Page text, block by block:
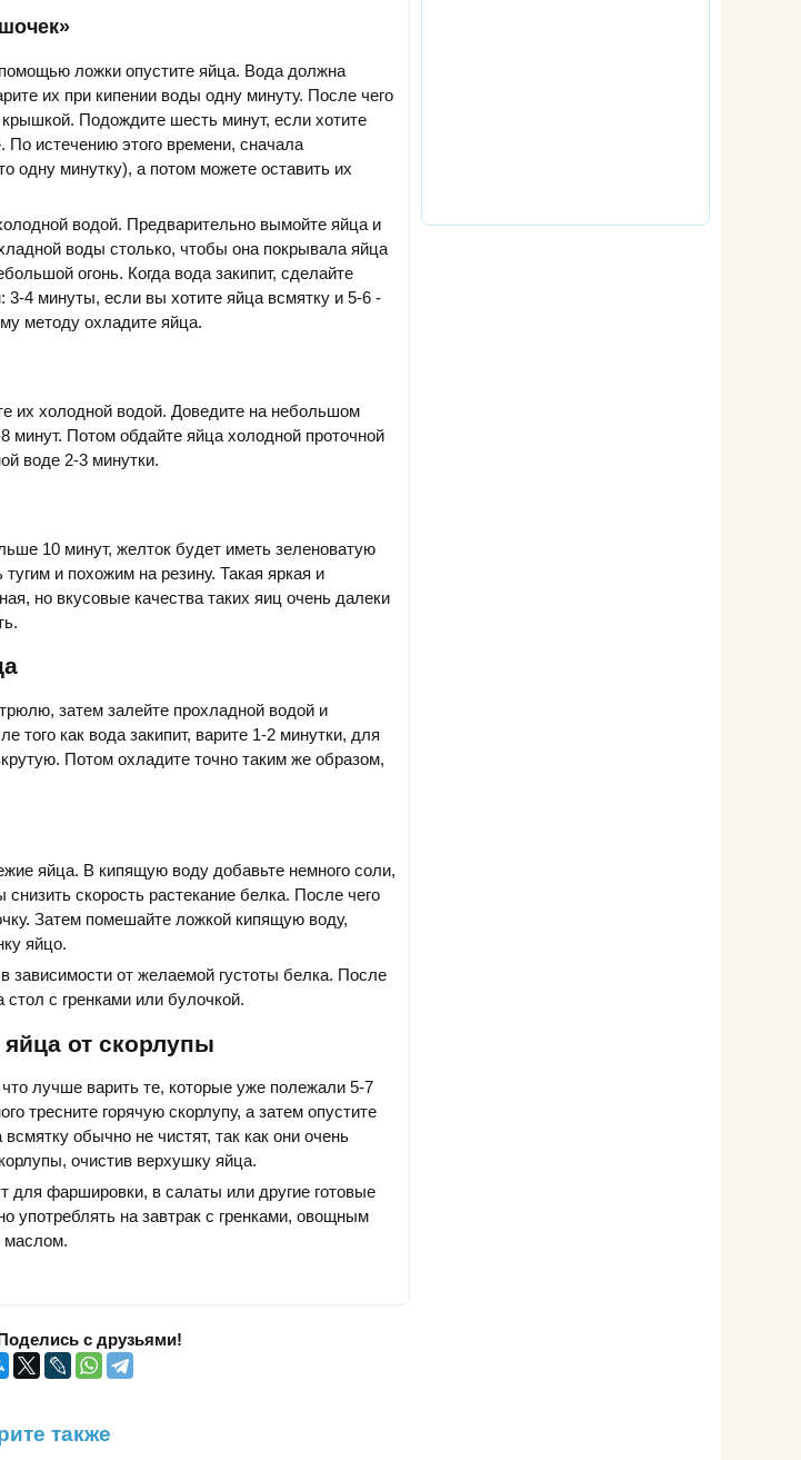
ложки опустите яйца. Вода должна
их при кипении воды одну минуту. После чего
Подождите шесть минут, если хотите
истечению этого времени, сначала
одну минутку), а потом можете оставить их
водой. Предварительно вымойте яйца и
воды столько, чтобы она покрывала яйца
огонь. Когда вода закипит, сделайте
4 минуты, если вы хотите яйца всмятку и 5-6 -
методу охладите яйца.
их холодной водой. Доведите на небольшом
минут. Потом обдайте яйца холодной проточной
воде 2-3 минутки.
10 минут, желток будет иметь зеленоватую
и похожим на резину. Такая яркая и
но вкусовые качества таких яиц очень далеки
затем залейте прохладной водой и
того как вода закипит, варите 1-2 минутки, для
Потом охладите точно таким же образом,
яйца. В кипящую воду добавьте немного соли,
скорость растекание белка. После чего
Затем помешайте ложкой кипящую воду,
яйцо.
зависимости от желаемой густоты белка. После
с гренками или булочкой.
от скорлупы
лучше варить те, которые уже полежали 5-7
тресните горячую скорлупу, а затем опустите
обычно не чистят, так как они очень
очистив верхушку яйца.
для фаршировки, в салаты или другие готовые
на завтрак с гренками, овощным
маслом.
с друзьями!
также